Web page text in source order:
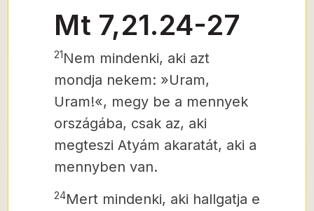
Mt 7,21.24-27
21Nem mindenki, aki azt
mondja nekem: »Uram,
Uram!«, megy be a mennyek
országába, csak az, aki
megteszi Atyám akaratát, aki a
mennyben van.
24Mert mindenki, aki hallgatja e